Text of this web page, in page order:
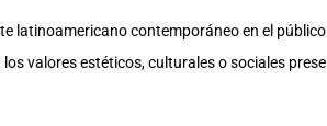
latinoamericano contemporáneo en el
valores estéticos, culturales o sociales